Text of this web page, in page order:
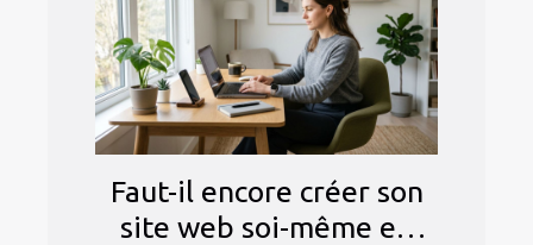
Faut-il encore créer son
site web soi-même en